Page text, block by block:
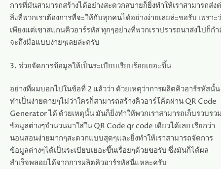
การที่มันสามารถสร้างได้อย่างสะดวกสบายก็ยิ่งทำให้เราสามารถส่ง
สิ่งที่พวกเราต้องการที่จะให้กับทุกคนได้อย่างง่ายเลยล่ะขอรับ เพราะ
เพียงแต่เขาสแกนคิวอาร์รหัส ทุกๆอย่างที่พวกเราปรารถนาส่งไปก็กำ
จะถึงมือแบบง่ายๆเลยล่ะครับ
3. ช่วยจัดการข้อมูลให้เป็นระเบียบเรียบร้อยเยอะขึ้น
อย่างที่ผมบอกไปในข้อที่ 2 แล้วว่า ด้วยเหตุว่าการผลิตคิวอาร์รหัสนั้น
ทำเป็นง่ายดายๆไม่ว่าใครก็สามารถสร้างคิวอาร์โค้ดผ่าน QR Code
Generator ได้ ด้วยเหตุนั้น มันก็ยิ่งทำให้พวกเราสามารถเก็บรวบรว
ข้อมูลต่างๆจำนวนมาใส่ใน QR Code qr code เดียวได้เลย เรียกว่า
นอนสอนง่ายมากๆสะดวกแบบสุดๆและยิ่งทำให้เราสามารถจัดการ
ข้อมูลต่างๆได้เป็นระเบียบเยอะขึ้นเรื่อยๆด้วยขอรับ ซึ่งมันก็ได้ผล
สำเร็จพลอยได้จากการผลิตคิวอาร์รหัสนี่แหละครับ